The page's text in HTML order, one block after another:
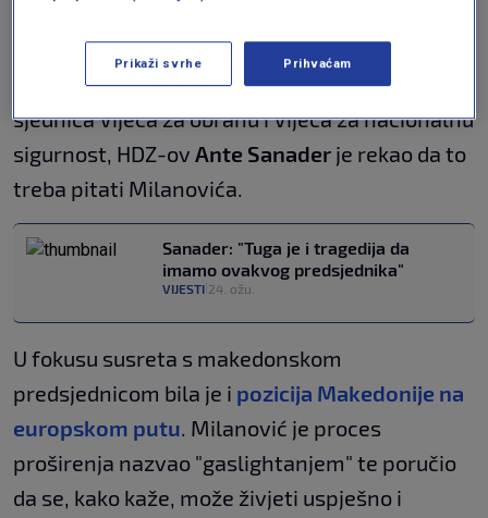
otkuda Predsjedniku takve informacije. Upitan
danas je li to jedan od prijepora nesazivanja
sjednica Vijeća za obranu i Vijeća za nacionalnu
sigurnost, HDZ-ov Ante Sanader je rekao da to
treba pitati Milanovića.
Sanader: "Tuga je i tragedija da
imamo ovakvog predsjednika"
VIJESTI 24. ožu.
U fokusu susreta s makedonskom
predsjednicom bila je i pozicija Makedonije na
europskom putu. Milanović je proces
proširenja nazvao "gaslightanjem" te poručio
da se, kako kaže, može živjeti uspješno i
Prikaži svrhe Prihvaćam